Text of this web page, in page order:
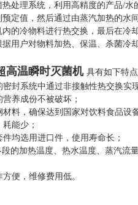
处理系统，利用高精度的产品/
定值，然后通过由蒸汽加热的
的冷物料进行热交换，最后在
用户对物料加热、保温、杀菌冷
高温瞬时灭菌机 具有如下特点
封系统中通过非接触性热交换实
养成份不被破坏；
材料，确保达到国家对饮料食品设
能少；
均选用进口件，使用寿命长；
段的加热温度、热水温度、蒸汽流
便，维修费用低。